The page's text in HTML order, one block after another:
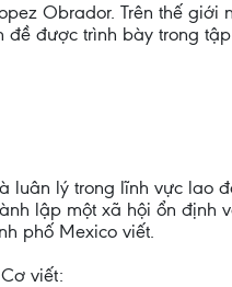
Obrador. Trên thế
được trình bày trong
lý trong lĩnh vực lao
lập một xã hội ổn định
phố Mexico viết.
viết: